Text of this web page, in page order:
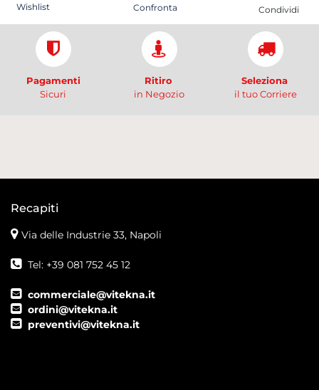
Wishlist Confronta Condividi
Pagamenti
Sicuri
Ritiro
in Negozio
Seleziona
il tuo Corriere
Recapiti
Via delle Industrie 33, Napoli
Tel: +39 081 752 45 12
commerciale@vitekna.it
ordini@vitekna.it
preventivi@vitekna.it